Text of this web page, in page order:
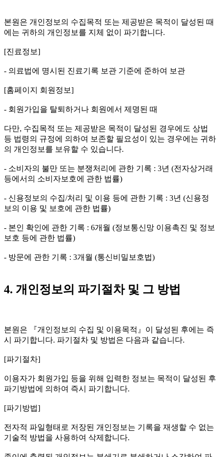
본원은 개인정보의 수집목적 또는 제공받은 목적이 달성된 때
에는 귀하의 개인정보를 지체 없이 파기합니다.
[진료정보]
- 의료법에 명시된 진료기록 보관 기준에 준하여 보관
[홈페이지 회원정보]
- 회원가입을 탈퇴하거나 회원에서 제명된 때
다만, 수집목적 또는 제공받은 목적이 달성된 경우에도 상법
등 법령의 규정에 의하여 보존할 필요성이 있는 경우에는 귀하
의 개인정보를 보유할 수 있습니다.
- 소비자의 불만 또는 분쟁처리에 관한 기록 : 3년 (전자상거래
등에서의 소비자보호에 관한 법률)
- 신용정보의 수집/처리 및 이용 등에 관한 기록 : 3년 (신용정
보의 이용 및 보호에 관한 법률)
- 본인 확인에 관한 기록 : 6개월 (정보통신망 이용촉진 및 정보
보호 등에 관한 법률)
- 방문에 관한 기록 : 3개월 (통신비밀보호법)
4. 개인정보의 파기절차 및 그 방법
본원은 『개인정보의 수집 및 이용목적』이 달성된 후에는 즉
시 파기합니다. 파기절차 및 방법은 다음과 같습니다.
[파기절차]
이용자가 회원가입 등을 위해 입력한 정보는 목적이 달성된 후
파기방법에 의하여 즉시 파기합니다.
[파기방법]
전자적 파일형태로 저장된 개인정보는 기록을 재생할 수 없는
기술적 방법을 사용하여 삭제합니다.